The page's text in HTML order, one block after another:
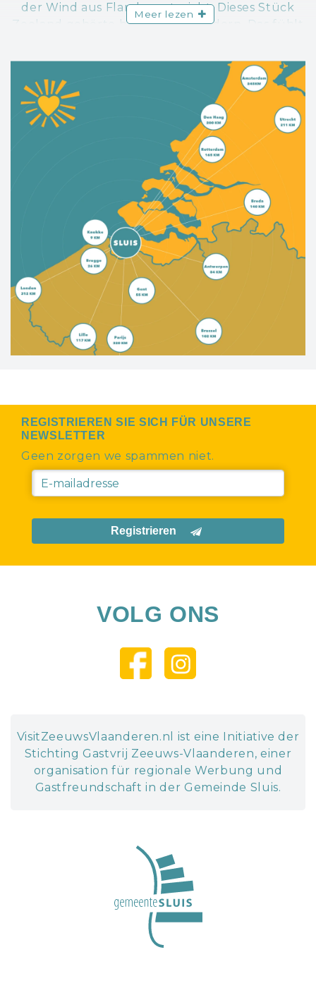
der Wind aus Flandern streicht. Dieses Stück
Zeeland gehörte bis 1814 zu Flandern. Das fühlt
belgischen Grenzgebiet sorgt für
Gemütlichkeit und eine ideale Atmosphäre für
West-Zeeuws-Vlaanderen vereint so das Beste
aus zwei Welten: eine reiche Kulturgeschichte,
pittoreske Städtchen und Dörfer,
kilometerlange Sandstrände, schöne Radrouten
und weite Naturschutzgebiete – es ist alles
vorhanden.
Meer lezen
REGISTRIEREN SIE SICH FÜR UNSERE
NEWSLETTER
Geen zorgen we spammen niet.
Registrieren
VOLG ONS
VisitZeeuwsVlaanderen.nl ist eine Initiative der
Stichting Gastvrij Zeeuws-Vlaanderen, einer
organisation für regionale Werbung und
Gastfreundschaft in der Gemeinde Sluis.